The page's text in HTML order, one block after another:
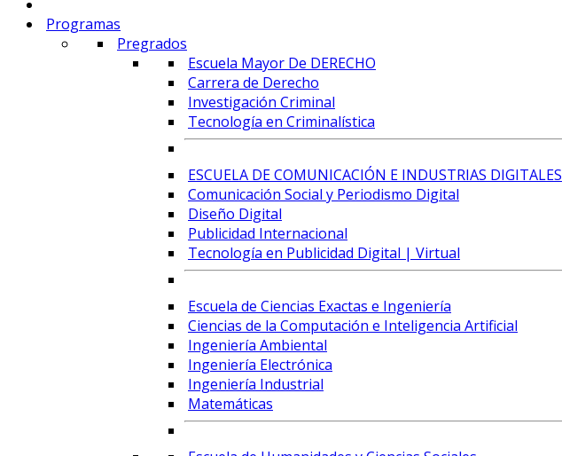
Programas
Pregrados
Escuela Mayor De DERECHO
Carrera de Derecho
Investigación Criminal
Tecnología en Criminalística
ESCUELA DE COMUNICACIÓN E INDUSTRIAS DIGITALES
Comunicación Social y Periodismo Digital
Diseño Digital
Publicidad Internacional
Tecnología en Publicidad Digital | Virtual
Escuela de Ciencias Exactas e Ingeniería
Ciencias de la Computación e Inteligencia Artificial
Ingeniería Ambiental
Ingeniería Electrónica
Ingeniería Industrial
Matemáticas